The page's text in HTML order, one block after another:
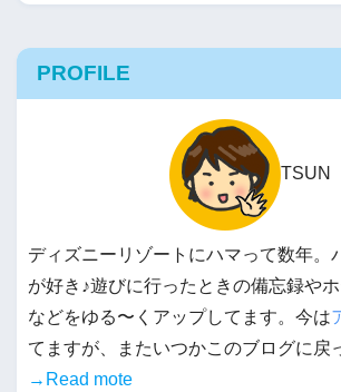
PROFILE
TSUN
ディズニーリゾートにハマって数年。
が好き♪遊びに行ったときの備忘録や
などをゆる〜くアップしてます。今は
てますが、またいつかこのブログに戻
→Read mote